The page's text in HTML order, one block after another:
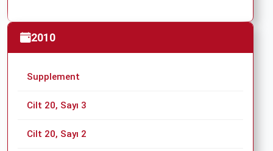
2010
Supplement
Cilt 20, Sayı 3
Cilt 20, Sayı 2